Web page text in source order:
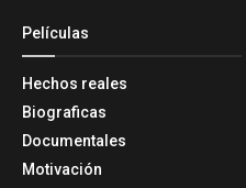
Películas
Hechos reales
Biograficas
Documentales
Motivación